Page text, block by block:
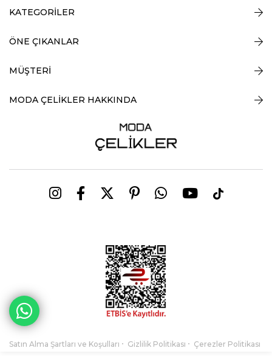
KATEGORİLER
ÖNE ÇIKANLAR
MÜŞTERİ
MODA ÇELİKLER HAKKINDA
Satın Alma Şartları ve Koşulları Gizlilik Politikası Çerezler Politikası